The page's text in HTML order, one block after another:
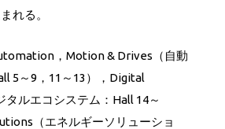
れる。
，Motion & Drives（自動
5～9，11～13），Digital
タルエコシステム：Hall 14～
（エネルギーソリューショ